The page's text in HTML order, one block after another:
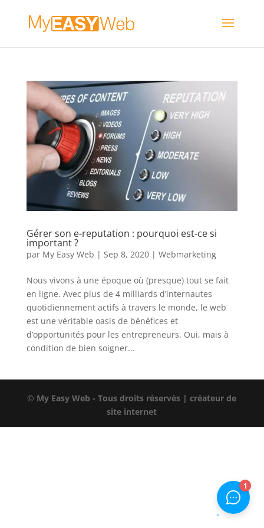
Gérer son e-reputation : pourquoi est-ce si
important ?
par My Easy Web | Sep 8, 2020| Webmarketing
Nous vivons à une époque où (presque) tout se fait
en ligne. Avec plus de 4 milliards d’internautes
quotidiennement actifs à travers le monde, le web
est une véritable oasis de bénéfices et
d’opportunités pour les entrepreneurs. Oui, mais à
condition de bien soigner...
© My Easy Web - Tous droits réservés | créateur de
site internet